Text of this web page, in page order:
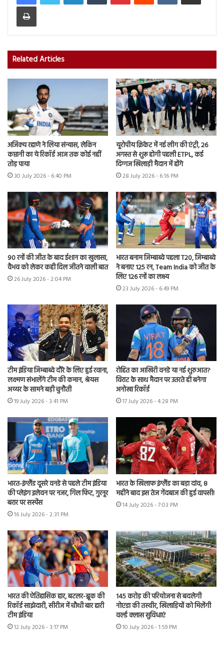
Print
Related Articles
अजिंक्य रहाणे ने लिया संन्यास, लेकिन
कप्तानी का ये रिकॉर्ड आज तक कोई नहीं
तोड़ पाया
30 July 2026 - 6:40 PM
यूरोपीय क्रिकेट में नई लीग की एंट्री, 26
अगस्त से शुरू होगी पहली ETPL, कई
दिग्गज खिलाड़ी मैदान में होंगे
28 July 2026 - 6:16 PM
90 रनों की जीत के बाद ईशान का खुलासा,
वैभव को लेकर कही दिल जीतने वाली बात
26 July 2026 - 2:04 PM
भारत बनाम जिम्बाब्वे पहला T20, जिम्बाब्वे
ने बनाए 125 रन, Team India को जीत के
लिए 126 रनों का लक्ष्य
23 July 2026 - 6:49 PM
टीम इंडिया जिम्बाब्वे दौरे के लिए हुई रवाना,
लक्ष्मण संभालेंगे टीम की कमान, श्रेयस
अय्यर के सामने बड़ी चुनौती
19 July 2026 - 3:41 PM
रोहित का आखिरी वनडे या नई शुरुआत?
विराट के साथ मैदान पर उतरते ही बनेगा
अनोखा रिकॉर्ड
17 July 2026 - 4:28 PM
भारत-इंग्लैंड दूसरे वनडे से पहले टीम इंडिया
की प्लेइंग इलेवन पर नजर, गिल फिट, गुरनूर
बरार पर सस्पेंस
16 July 2026 - 2:31 PM
भारत के खिलाफ इंग्लैंड का बड़ा दांव, 8
महीने बाद इस तेज गेंदबाज की हुई वापसी!
14 July 2026 - 7:03 PM
भारत की ऐतिहासिक हार, बटलर-ब्रूक की
रिकॉर्ड साझेदारी, सीरीज में चौथी बार हारी
टीम इंडिया
12 July 2026 - 3:17 PM
145 करोड़ की परियोजना से बदलेगी
नोएडा की तस्वीर, खिलाड़ियों को मिलेंगी
वर्ल्ड क्लास सुविधाएं
10 July 2026 - 1:59 PM